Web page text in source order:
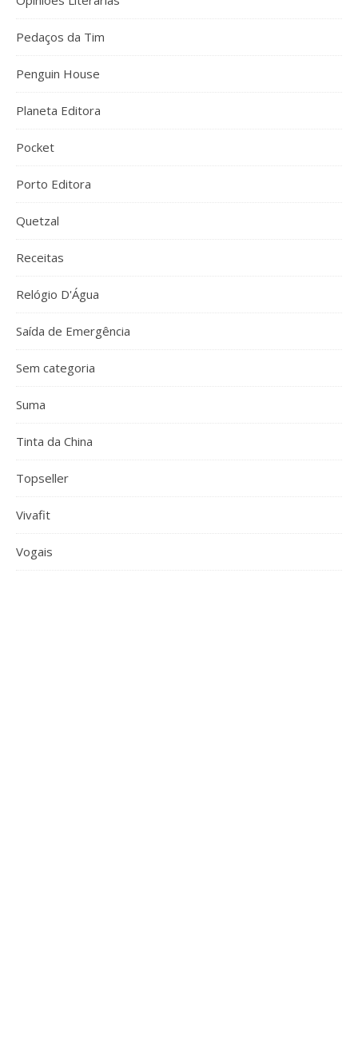
Pedaços da Tim
Penguin House
Planeta Editora
Pocket
Porto Editora
Quetzal
Receitas
Relógio D'Água
Saída de Emergência
Sem categoria
Suma
Tinta da China
Topseller
Vivafit
Vogais